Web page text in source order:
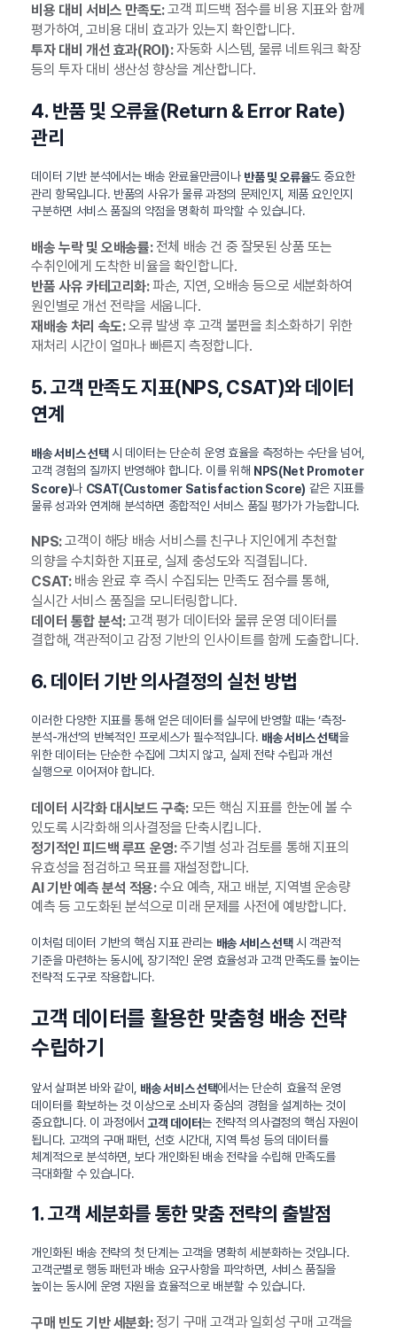
비용 대비 서비스 만족도:고객 피드백 점수를 비용 지표와 함께
평가하여, 고비용 대비 효과가 있는지 확인합니다.
투자 대비 개선 효과(ROI):자동화 시스템, 물류 네트워크 확장
등의 투자 대비 생산성 향상을 계산합니다.
4. 반품 및 오류율(Return & Error Rate)
관리
데이터 기반 분석에서는 배송 완료율만큼이나 반품 및 오류율도 중요한
관리 항목입니다. 반품의 사유가 물류 과정의 문제인지, 제품 요인인지
구분하면 서비스 품질의 약점을 명확히 파악할 수 있습니다.
배송 누락 및 오배송률:전체 배송 건 중 잘못된 상품 또는
수취인에게 도착한 비율을 확인합니다.
반품 사유 카테고리화:파손, 지연, 오배송 등으로 세분화하여
원인별로 개선 전략을 세웁니다.
재배송 처리 속도:오류 발생 후 고객 불편을 최소화하기 위한
재처리 시간이 얼마나 빠른지 측정합니다.
5. 고객 만족도 지표(NPS, CSAT)와 데이터
연계
배송 서비스 선택시 데이터는 단순히 운영 효율을 측정하는 수단을 넘어,
고객 경험의 질까지 반영해야 합니다. 이를 위해 NPS(Net Promoter
Score)나 CSAT(Customer Satisfaction Score) 같은 지표를
물류 성과와 연계해 분석하면 종합적인 서비스 품질 평가가 가능합니다.
NPS:고객이 해당 배송 서비스를 친구나 지인에게 추천할
의향을 수치화한 지표로, 실제 충성도와 직결됩니다.
CSAT:배송 완료 후 즉시 수집되는 만족도 점수를 통해,
실시간 서비스 품질을 모니터링합니다.
데이터 통합 분석:고객 평가 데이터와 물류 운영 데이터를
결합해, 객관적이고 감정 기반의 인사이트를 함께 도출합니다.
6. 데이터 기반 의사결정의 실천 방법
이러한 다양한 지표를 통해 얻은 데이터를 실무에 반영할 때는 ‘측정-
분석-개선’의 반복적인 프로세스가 필수적입니다. 배송 서비스 선택을
위한 데이터는 단순한 수집에 그치지 않고, 실제 전략 수립과 개선
실행으로 이어져야 합니다.
데이터 시각화 대시보드 구축:모든 핵심 지표를 한눈에 볼 수
있도록 시각화해 의사결정을 단축시킵니다.
정기적인 피드백 루프 운영:주기별 성과 검토를 통해 지표의
유효성을 점검하고 목표를 재설정합니다.
AI 기반 예측 분석 적용:수요 예측, 재고 배분, 지역별 운송량
예측 등 고도화된 분석으로 미래 문제를 사전에 예방합니다.
이처럼 데이터 기반의 핵심 지표 관리는 배송 서비스 선택시 객관적
기준을 마련하는 동시에, 장기적인 운영 효율성과 고객 만족도를 높이는
전략적 도구로 작용합니다.
고객 데이터를 활용한 맞춤형 배송 전략
수립하기
앞서 살펴본 바와 같이, 배송 서비스 선택에서는 단순히 효율적 운영
데이터를 확보하는 것 이상으로 소비자 중심의 경험을 설계하는 것이
중요합니다. 이 과정에서 고객 데이터는 전략적 의사결정의 핵심 자원이
됩니다. 고객의 구매 패턴, 선호 시간대, 지역 특성 등의 데이터를
체계적으로 분석하면, 보다 개인화된 배송 전략을 수립해 만족도를
극대화할 수 있습니다.
1. 고객 세분화를 통한 맞춤 전략의 출발점
개인화된 배송 전략의 첫 단계는 고객을 명확히 세분화하는 것입니다.
고객군별로 행동 패턴과 배송 요구사항을 파악하면, 서비스 품질을
높이는 동시에 운영 자원을 효율적으로 배분할 수 있습니다.
구매 빈도 기반 세분화:정기 구매 고객과 일회성 구매 고객을